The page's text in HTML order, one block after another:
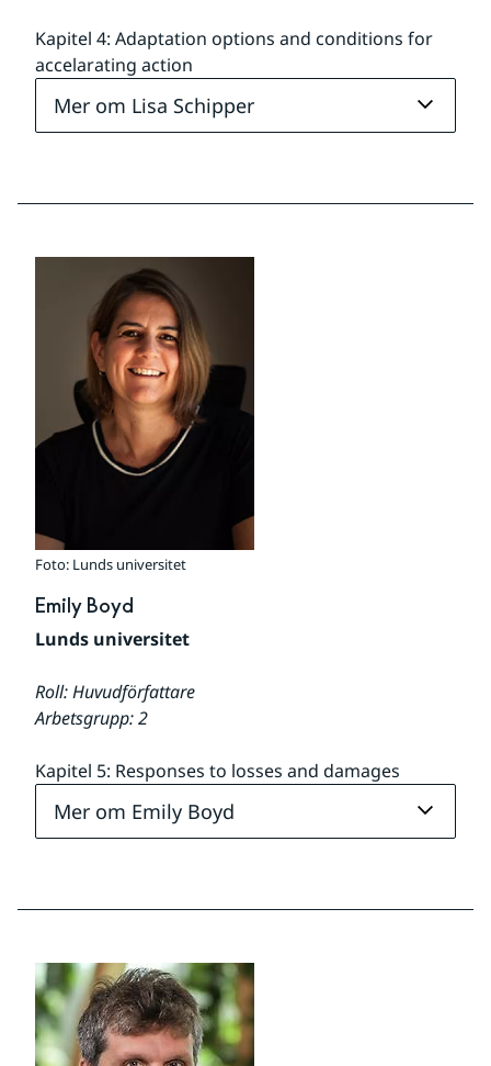
Kapitel 4: Adaptation options and conditions for
accelarating action
Mer om Lisa Schipper
Foto: Lunds universitet
Emily Boyd
Lunds universitet
Roll: Huvudförfattare
Arbetsgrupp: 2
Kapitel 5: Responses to losses and damages
Mer om Emily Boyd